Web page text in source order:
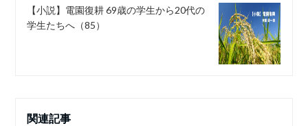
【小説】電園復耕 69歳の学生から20代の
学生たちへ（85）
関連記事